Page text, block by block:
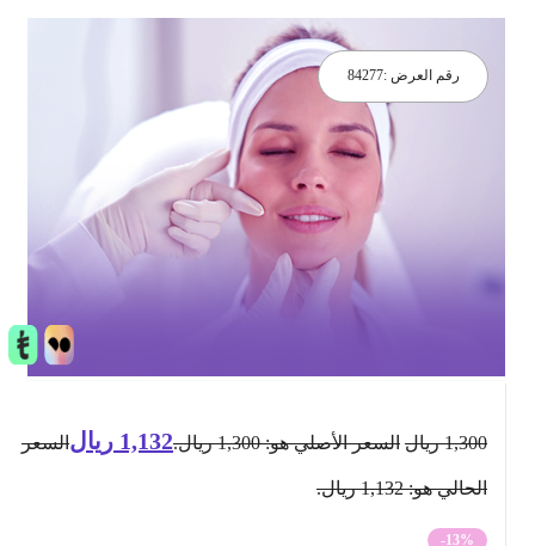
رقم العرض :84277
1,300 ريال السعر الأصلي هو: 1,300 ريال. 1,132 ريال السعر
الحالي هو: 1,132 ريال.
-13%